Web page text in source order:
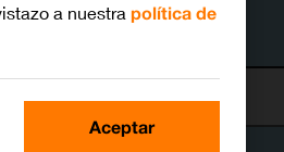
a nuestra política de
Aceptar